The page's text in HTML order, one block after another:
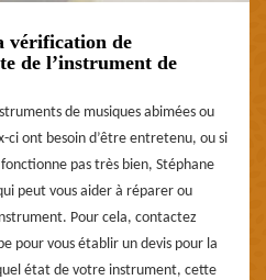
vérification de
de l’instrument de
de musiques abimées ou
ci ont besoin d’être entretenu, ou si
pas très bien, Stéphane
peut vous aider à réparer ou
Pour cela, contactez
pour vous établir un devis pour la
état de votre instrument, cette